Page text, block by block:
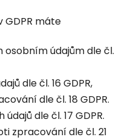
GDPR máte
údajům dle čl.
dle čl. 16 GDPR,
dle čl. 18 GDPR.
dle čl. 17 GDPR.
zpracování dle čl. 21